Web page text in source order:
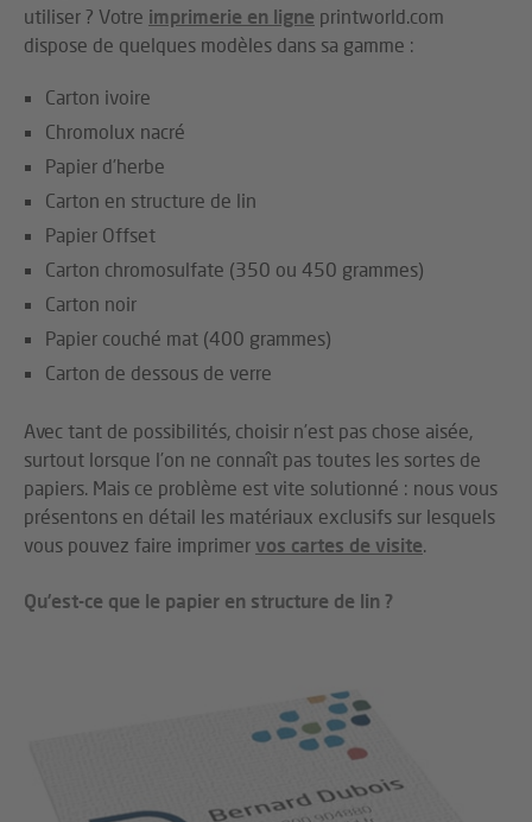
utiliser ? Votre imprimerie en ligne printworld.com
dispose de quelques modèles dans sa gamme :
Carton ivoire
Chromolux nacré
Papier d’herbe
Carton en structure de lin
Papier Offset
Carton chromosulfate (350 ou 450 grammes)
Carton noir
Papier couché mat (400 grammes)
Carton de dessous de verre
Avec tant de possibilités, choisir n’est pas chose aisée,
surtout lorsque l’on ne connaît pas toutes les sortes de
papiers. Mais ce problème est vite solutionné : nous vous
présentons en détail les matériaux exclusifs sur lesquels
vous pouvez faire imprimer vos cartes de visite.
Qu’est-ce que le papier en structure de lin ?